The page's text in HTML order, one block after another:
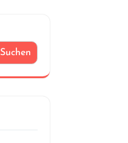
Suchen